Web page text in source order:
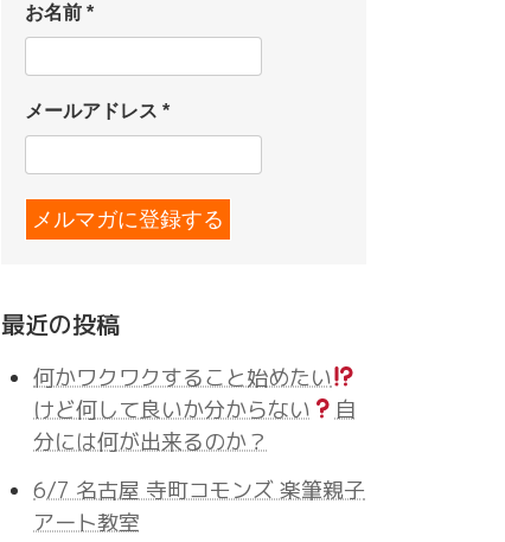
お名前*
メールアドレス*
最近の投稿
何かワクワクすること始めたい
けど何して良いか分からない
自
分には何が出来るのか？
6/7 名古屋 寺町コモンズ 楽筆親子
アート教室